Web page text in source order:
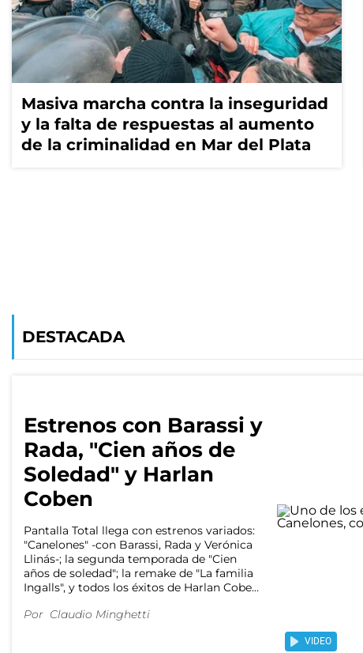
Masiva marcha contra la inseguridad
y la falta de respuestas al aumento
de la criminalidad en Mar del Plata
DESTACADA
Estrenos con Barassi y
Rada, "Cien años de
Soledad" y Harlan
Coben
Pantalla Total llega con estrenos variados:
"Canelones" -con Barassi, Rada y Verónica
Llinás-; la segunda temporada de "Cien
años de soledad"; la remake de "La familia
Ingalls", y todos los éxitos de Harlan Coben,
series en Netflix.
Por Claudio Minghetti
VIDEO